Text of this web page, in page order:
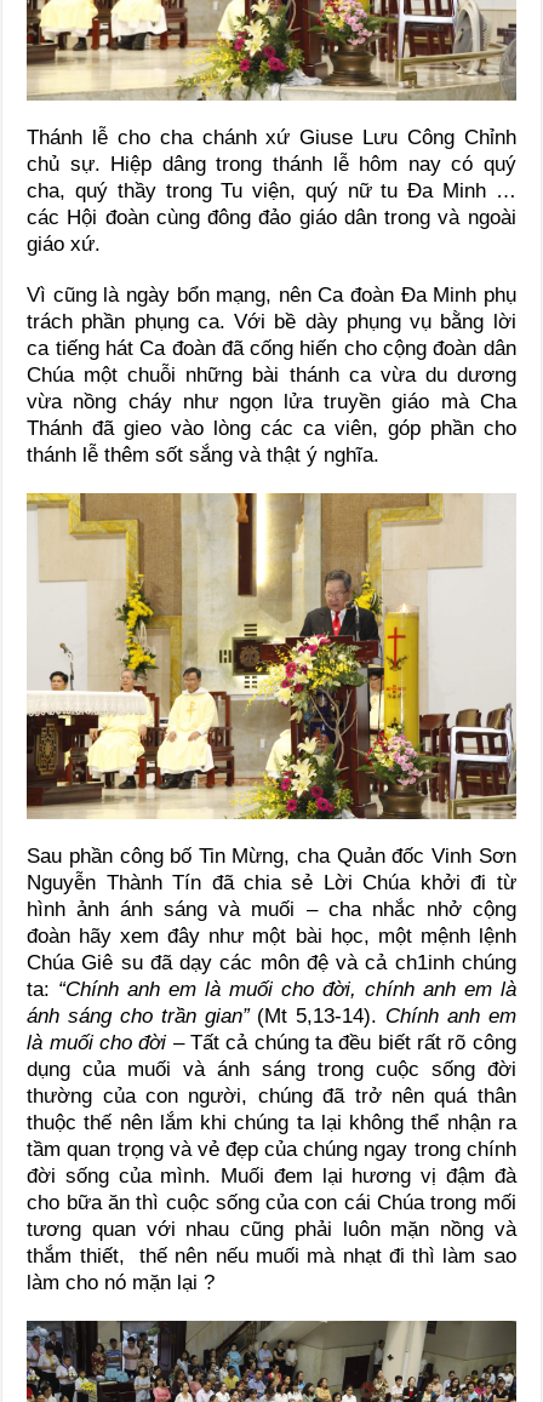
Thánh lễ cho cha chánh xứ Giuse Lưu Công Chỉnh
chủ sự. Hiệp dâng trong thánh lễ hôm nay có quý
cha, quý thầy trong Tu viện, quý nữ tu Đa Minh …
các Hội đoàn cùng đông đảo giáo dân trong và ngoài
giáo xứ.
Vì cũng là ngày bổn mạng, nên Ca đoàn Đa Minh phụ
trách phần phụng ca. Với bề dày phụng vụ bằng lời
ca tiếng hát Ca đoàn đã cống hiến cho cộng đoàn dân
Chúa một chuỗi những bài thánh ca vừa du dương
vừa nồng cháy như ngọn lửa truyền giáo mà Cha
Thánh đã gieo vào lòng các ca viên, góp phần cho
thánh lễ thêm sốt sắng và thật ý nghĩa.
Sau phần công bố Tin Mừng, cha Quản đốc Vinh Sơn
Nguyễn Thành Tín đã chia sẻ Lời Chúa khởi đi từ
hình ảnh ánh sáng và muối – cha nhắc nhở cộng
đoàn hãy xem đây như một bài học, một mệnh lệnh
Chúa Giê su đã dạy các môn đệ và cả ch1inh chúng
ta: “Chính anh em là muối cho đời, chính anh em là
ánh sáng cho trần gian”(Mt 5,13-14). Chính anh em
là muối cho đời – Tất cả chúng ta đều biết rất rõ công
dụng của muối và ánh sáng trong cuộc sống đời
thường của con người, chúng đã trở nên quá thân
thuộc thế nên lắm khi chúng ta lại không thể nhận ra
tầm quan trọng và vẻ đẹp của chúng ngay trong chính
đời sống của mình. Muối đem lại hương vị đậm đà
cho bữa ăn thì cuộc sống của con cái Chúa trong mối
tương quan với nhau cũng phải luôn mặn nồng và
thắm thiết, thế nên nếu muối mà nhạt đi thì làm sao
làm cho nó mặn lại ?